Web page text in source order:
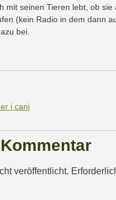
mit seinen Tieren lebt, ob
(kein Radio in dem dann
bei.
i cani
veröffentlicht.